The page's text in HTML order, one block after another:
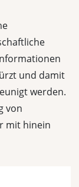
und damit
werden.
von
mit hinein